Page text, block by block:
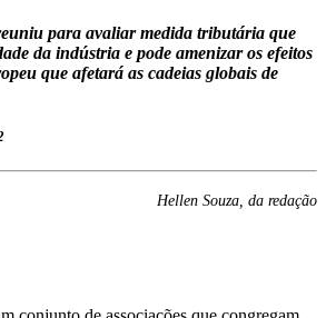
para avaliar medida tributária que
da indústria e pode amenizar os efeitos
que afetará as cadeias globais de
Hellen Souza, da redação